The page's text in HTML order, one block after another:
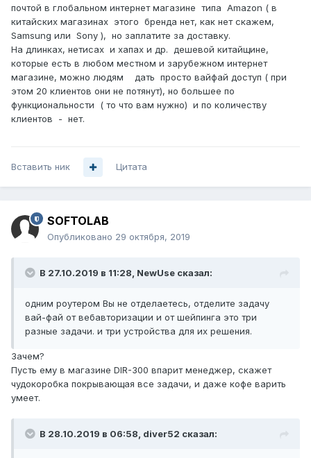
почтой в глобальном интернет магазине типа Amazon ( в
китайских магазинах этого бренда нет, как нет скажем,
Samsung или Sony ), но заплатите за доставку.
На длинках, нетисах и хапах и др. дешевой китайщине,
которые есть в любом местном и зарубежном интернет
магазине, можно людям дать просто вайфай доступ ( при
этом 20 клиентов они не потянут), но большее по
функциональности ( то что вам нужно) и по количеству
клиентов - нет.
Вставить ник Цитата
SOFTOLAB
Опубликовано 29 октября, 2019
В 27.10.2019 в 11:28, NewUse сказал:
одним роутером Вы не отделаетесь, отделите задачу
вай-фай от вебавторизации и от шейпинга это три
разные задачи. и три устройства для их решения.
Зачем?
Пусть ему в магазине DIR-300 впарит менеджер, скажет
чудокоробка покрывающая все задачи, и даже кофе варить
умеет.
В 28.10.2019 в 06:58, diver52 сказал: